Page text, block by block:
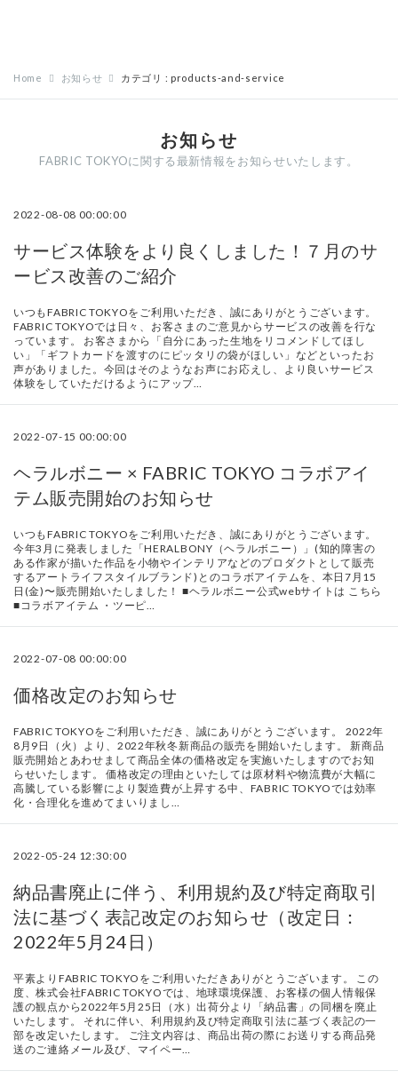
Home お知らせ カテゴリ : products-and-service
お知らせ
FABRIC TOKYOに関する最新情報をお知らせいたします。
2022-08-08 00:00:00
サービス体験をより良くしました！７月のサ
ービス改善のご紹介
いつもFABRIC TOKYOをご利用いただき、誠にありがとうございます。
FABRIC TOKYOでは日々、お客さまのご意見からサービスの改善を行な
っています。 お客さまから「自分にあった生地をリコメンドしてほし
い」「ギフトカードを渡すのにピッタリの袋がほしい」などといったお
声がありました。今回はそのようなお声にお応えし、より良いサービス
体験をしていただけるようにアップ…
2022-07-15 00:00:00
ヘラルボニー × FABRIC TOKYO コラボアイ
テム販売開始のお知らせ
いつもFABRIC TOKYOをご利用いただき、誠にありがとうございます。
今年3月に発表しました「HERALBONY（ヘラルボニー）」(知的障害の
ある作家が描いた作品を小物やインテリアなどのプロダクトとして販売
するアートライフスタイルブランド)とのコラボアイテムを、本日7月15
日(金)〜販売開始いたしました！ ■ヘラルボニー公式webサイトは こちら
■コラボアイテム ・ツーピ…
2022-07-08 00:00:00
価格改定のお知らせ
FABRIC TOKYOをご利用いただき、誠にありがとうございます。 2022年
8月9日（火）より、2022年秋冬新商品の販売を開始いたします。 新商品
販売開始とあわせまして商品全体の価格改定を実施いたしますのでお知
らせいたします。 価格改定の理由といたしては原材料や物流費が大幅に
高騰している影響により製造費が上昇する中、FABRIC TOKYOでは効率
化・合理化を進めてまいりまし…
2022-05-24 12:30:00
納品書廃止に伴う、利用規約及び特定商取引
法に基づく表記改定のお知らせ（改定日：
2022年5月24日）
平素よりFABRIC TOKYOをご利用いただきありがとうございます。 この
度、株式会社FABRIC TOKYOでは、地球環境保護、お客様の個人情報保
護の観点から2022年5月25日（水）出荷分より「納品書」の同梱を廃止
いたします。 それに伴い、利用規約及び特定商取引法に基づく表記の一
部を改定いたします。 ご注文内容は、商品出荷の際にお送りする商品発
送のご連絡メール及び、マイペー…